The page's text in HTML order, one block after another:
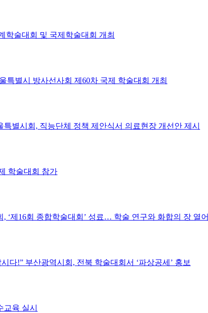
학술대회 및 국제학술대회 개최
특별시 방사선사회 제60차 국제 학술대회 개최
별시회, 직능단체 정책 제안식서 의료현장 개선안 제시
학술대회 참가
‘제16회 종합학술대회’ 성료… 학술 연구와 화합의 장 열어
다!” 부산광역시회, 전북 학술대회서 ‘파상공세’ 홍보
교육 실시